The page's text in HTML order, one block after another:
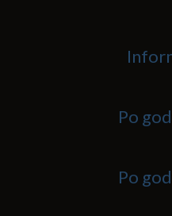
Po
Po